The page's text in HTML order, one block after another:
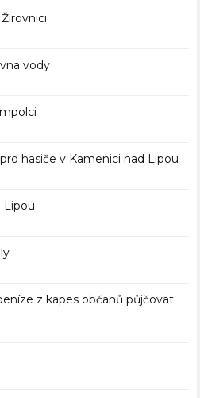
vody
hasiče v Kamenici nad Lipou
Lipou
z kapes občanů půjčovat